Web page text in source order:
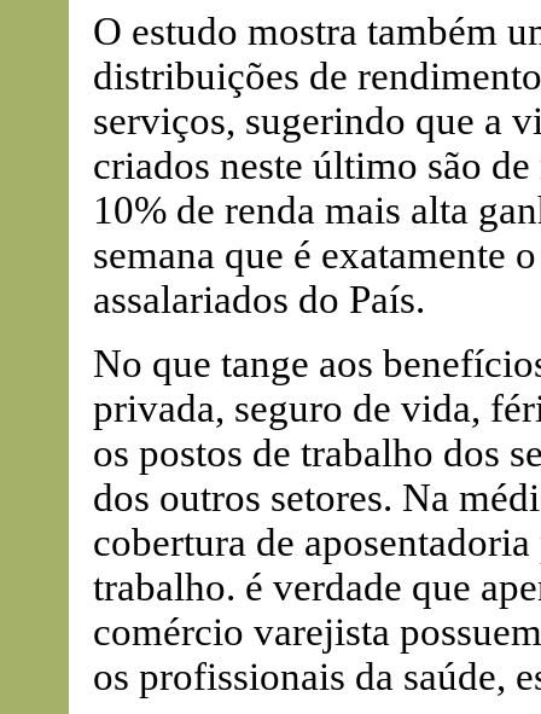
O estudo mostra também
distribuições de
serviços, sugerindo que a
criados neste último são
10% de renda mais alta
semana que é exatamente
assalariados do País.
No que tange aos
privada, seguro de vida,
os postos de trabalho dos
dos outros setores. Na
cobertura de
trabalho. é verdade que
comércio varejista
os profissionais da saúde,